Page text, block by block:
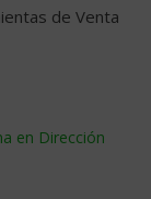
de Venta
en Dirección